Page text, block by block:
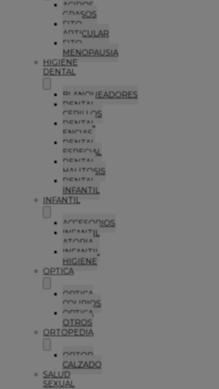
ACIDOS
GRASOS
FITO
ARTICULAR
FITO
MENOPAUSIA
HIGIENE
DENTAL
BLANQUEADORES
DENTAL
CEPILLOS
DENTAL
ENCIAS
DENTAL
ESPECIAL
DENTAL
HALITOSIS
DENTAL
INFANTIL
INFANTIL
ACCESORIOS
INFANTIL
ATOPIA
INFANTIL
HIGIENE
OPTICA
OPTICA
COLIRIOS
OPTICA
OTROS
ORTOPEDIA
ORTOP
CALZADO
SALUD
SEXUAL